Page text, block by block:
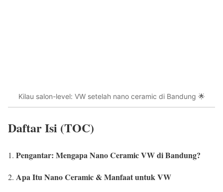
Kilau salon-level: VW setelah nano ceramic di Bandung 🌟
Daftar Isi (TOC)
Pengantar: Mengapa Nano Ceramic VW di Bandung?
Apa Itu Nano Ceramic & Manfaat untuk VW